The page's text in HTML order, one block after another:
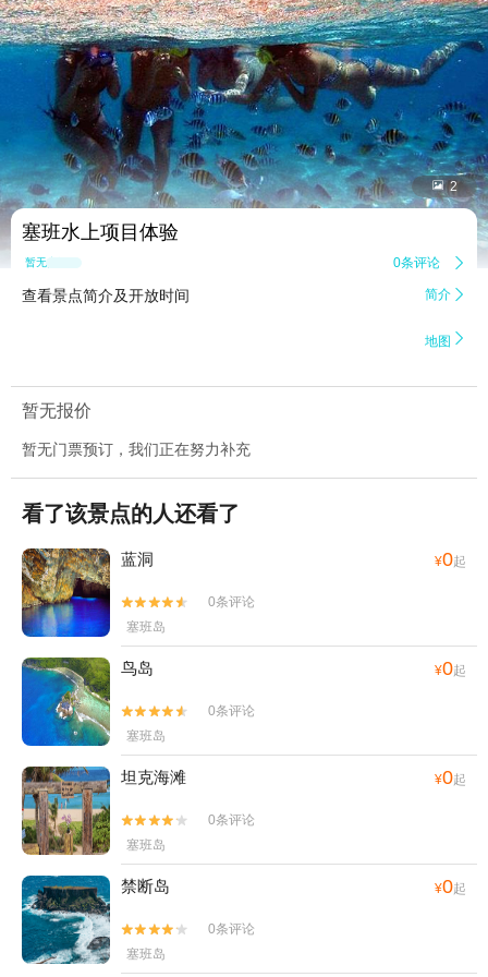
 2
塞班水上项目体验
暂无点评 0条评论 
查看景点简介及开放时间 简介 
地图 
暂无报价
暂无门票预订，我们正在努力补充
看了该景点的人还看了
蓝洞 ¥0起


0条评论
塞班岛
鸟岛 ¥0起


0条评论
塞班岛
坦克海滩 ¥0起


0条评论
塞班岛
禁断岛 ¥0起


0条评论
塞班岛
